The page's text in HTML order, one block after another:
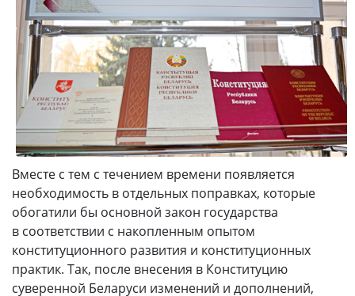
Вместе с тем с течением времени появляется
необходимость в отдельных поправках, которые
обогатили бы основной закон государства
в соответствии с накопленным опытом
конституционного развития и конституционных
практик. Так, после внесения в Конституцию
суверенной Беларуси изменений и дополнений,